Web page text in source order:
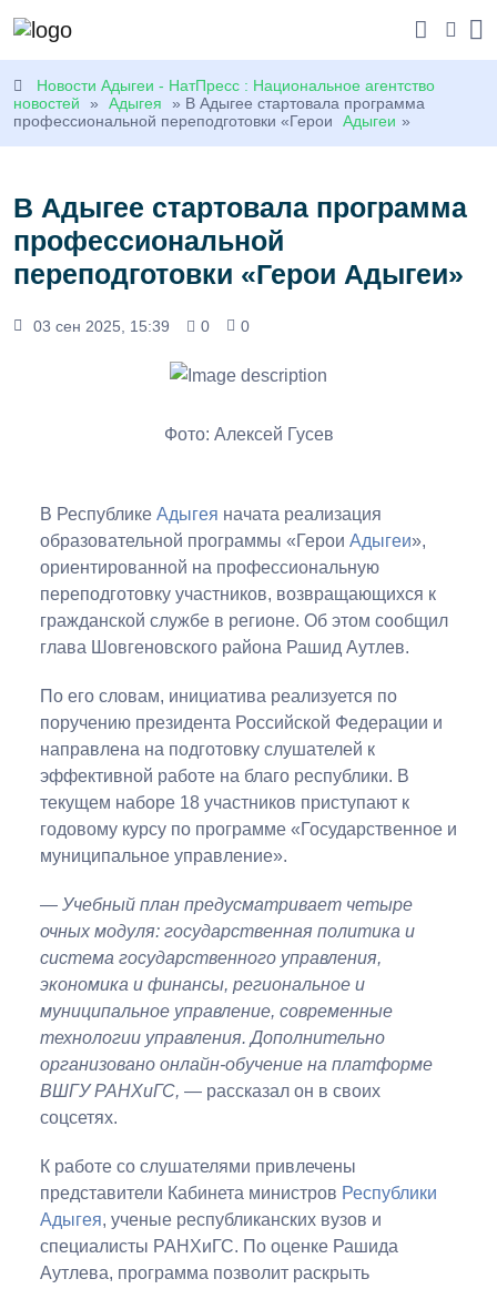
Новости Адыгеи - НатПресс : Национальное агентство
новостей
» Адыгея
» В Адыгее стартовала программа
профессиональной переподготовки «Герои
Адыгеи »
В Адыгее стартовала программа
профессиональной
переподготовки «Герои Адыгеи»
03 сен 2025, 15:39 0 0
Фото: Алексей Гусев
В Республике Адыгея начата реализация
образовательной программы «Герои Адыгеи»,
ориентированной на профессиональную
переподготовку участников, возвращающихся к
гражданской службе в регионе. Об этом сообщил
глава Шовгеновского района Рашид Аутлев.
По его словам, инициатива реализуется по
поручению президента Российской Федерации и
направлена на подготовку слушателей к
эффективной работе на благо республики. В
текущем наборе 18 участников приступают к
годовому курсу по программе «Государственное и
муниципальное управление».
— Учебный план предусматривает четыре
очных модуля: государственная политика и
система государственного управления,
экономика и финансы, региональное и
муниципальное управление, современные
технологии управления. Дополнительно
организовано онлайн-обучение на платформе
ВШГУ РАНХиГС, — рассказал он в своих
соцсетях.
К работе со слушателями привлечены
представители Кабинета министров Республики
Адыгея, ученые республиканских вузов и
специалисты РАНХиГС. По оценке Рашида
Аутлева, программа позволит раскрыть